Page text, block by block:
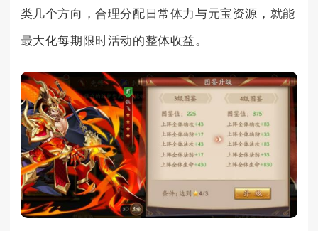
类几个方向，合理分配日常体力与元宝资源，就能
最大化每期限时活动的整体收益。